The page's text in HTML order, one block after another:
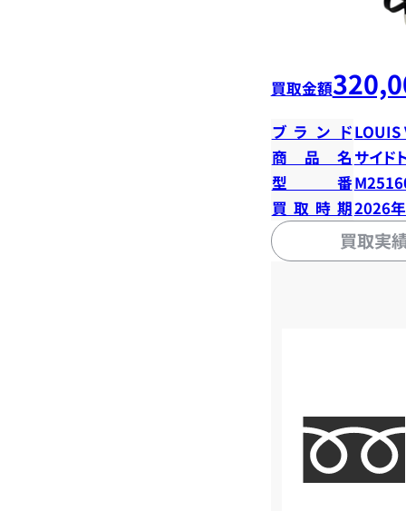
買取金額
ブランドLOUIS
商品名 サイド
型番
買取時期2026
買取実